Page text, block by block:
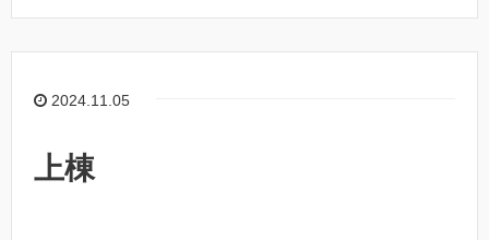
2024.11.05
上棟